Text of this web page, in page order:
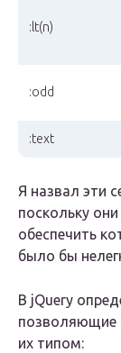
:lt(n)
:odd
:text
Я назвал эти
поскольку
обеспечить
было бы
В jQuery
позволяющие
их типом: